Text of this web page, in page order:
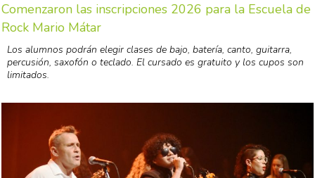
Comenzaron las inscripciones 2026 para la Escuela de
Rock Mario Mátar
Los alumnos podrán elegir clases de bajo, batería, canto, guitarra,
percusión, saxofón o teclado. El cursado es gratuito y los cupos son
limitados.